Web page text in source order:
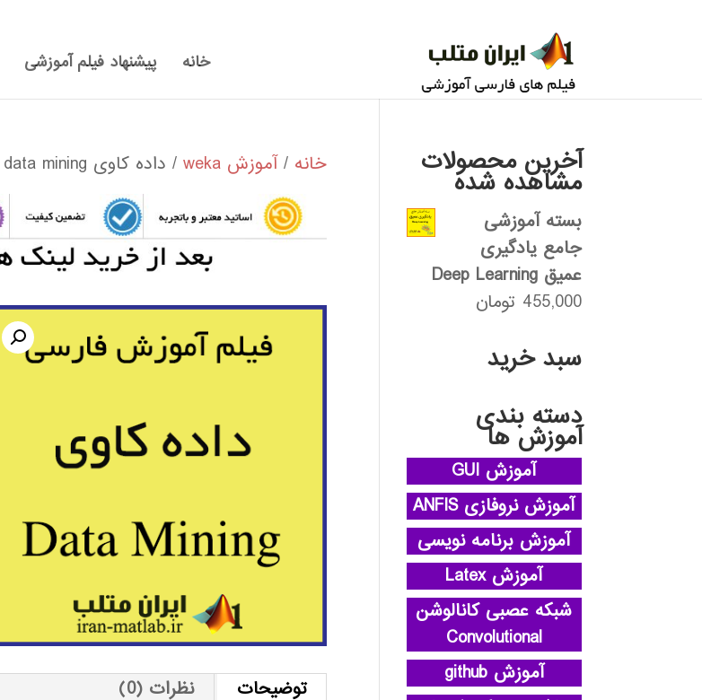
خانه پیشنهاد فیلم آموزشی
خانه /آموزش weka / داده کاوی data mining
توضیحات نظرات (0)
آخرین محصولات
مشاهده شده
بسته آموزشی
جامع یادگیری
عمیق Deep Learning
455,000 تومان
سبد خرید
دسته بندی
آموزش ها
آموزش GUI
آموزش نروفازی ANFIS
آموزش برنامه نویسی
آموزش Latex
شبکه عصبی کانالوشن
Convolutional
آموزش github